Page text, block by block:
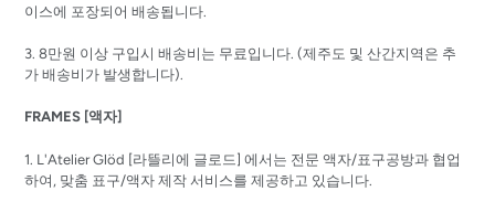
이스에 포장되어 배송됩니다.
3. 8만원 이상 구입시 배송비는 무료입니다. (제주도 및 산간지역은 추
가 배송비가 발생합니다).
FRAMES [액자]
1. L'Atelier Glöd [라뜰리에 글로드] 에서는 전문 액자/표구공방과 협업
하여, 맞춤 표구/액자 제작 서비스를 제공하고 있습니다.